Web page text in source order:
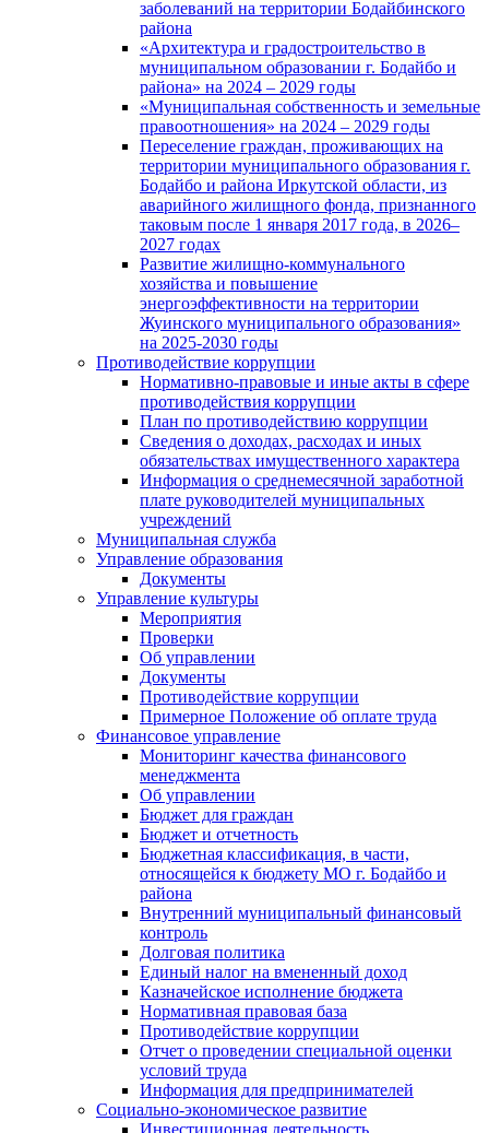
заболеваний на территории Бодайбинского
района
«Архитектура и градостроительство в
муниципальном образовании г. Бодайбо и
района» на 2024 – 2029 годы
«Муниципальная собственность и земельные
правоотношения» на 2024 – 2029 годы
Переселение граждан, проживающих на
территории муниципального образования г.
Бодайбо и района Иркутской области, из
аварийного жилищного фонда, признанного
таковым после 1 января 2017 года, в 2026–
2027 годах
Развитие жилищно-коммунального
хозяйства и повышение
энергоэффективности на территории
Жуинского муниципального образования»
на 2025-2030 годы
Противодействие коррупции
Нормативно-правовые и иные акты в сфере
противодействия коррупции
План по противодействию коррупции
Сведения о доходах, расходах и иных
обязательствах имущественного характера
Информация о среднемесячной заработной
плате руководителей муниципальных
учреждений
Муниципальная служба
Управление образования
Документы
Управление культуры
Мероприятия
Проверки
Об управлении
Документы
Противодействие коррупции
Примерное Положение об оплате труда
Финансовое управление
Мониторинг качества финансового
менеджмента
Об управлении
Бюджет для граждан
Бюджет и отчетность
Бюджетная классификация, в части,
относящейся к бюджету МО г. Бодайбо и
района
Внутренний муниципальный финансовый
контроль
Долговая политика
Единый налог на вмененный доход
Казначейское исполнение бюджета
Нормативная правовая база
Противодействие коррупции
Отчет о проведении специальной оценки
условий труда
Информация для предпринимателей
Социально-экономическое развитие
Инвестиционная деятельность